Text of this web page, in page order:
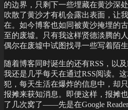
的边界，只剩下一些埋藏在黄沙深
吹散了黄沙才有机会露出表面，让
在。如今博客也如同被黄沙掩埋的
至的废墟。只有我这样贤德淡腾的
偶尔在废墟中试图找寻一些写着陌生
随着博客同时诞生的还有RSS，以
我还是几乎每天在通过RSS阅读。
犯，每天生活在爆炸的信息中，却
报摊来获知消息。即便这样，报摊
了几次窝了——先是在Google